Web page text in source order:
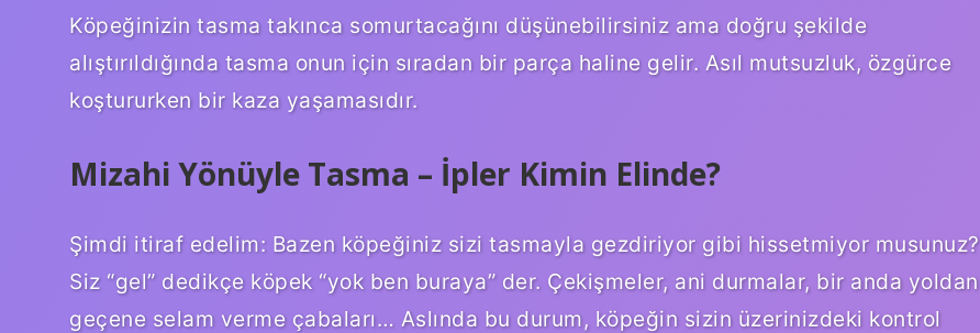
Köpeğinizin tasma takınca somurtacağını düşünebilirsiniz ama doğru şekilde
alıştırıldığında tasma onun için sıradan bir parça haline gelir. Asıl mutsuzluk, özgürce
koştururken bir kaza yaşamasıdır.
Mizahi Yönüyle Tasma – İpler Kimin Elinde?
Şimdi itiraf edelim: Bazen köpeğiniz sizi tasmayla gezdiriyor gibi hissetmiyor musunuz?
Siz “gel” dedikçe köpek “yok ben buraya” der. Çekişmeler, ani durmalar, bir anda yoldan
geçene selam verme çabaları… Aslında bu durum, köpeğin sizin üzerinizdeki kontrol